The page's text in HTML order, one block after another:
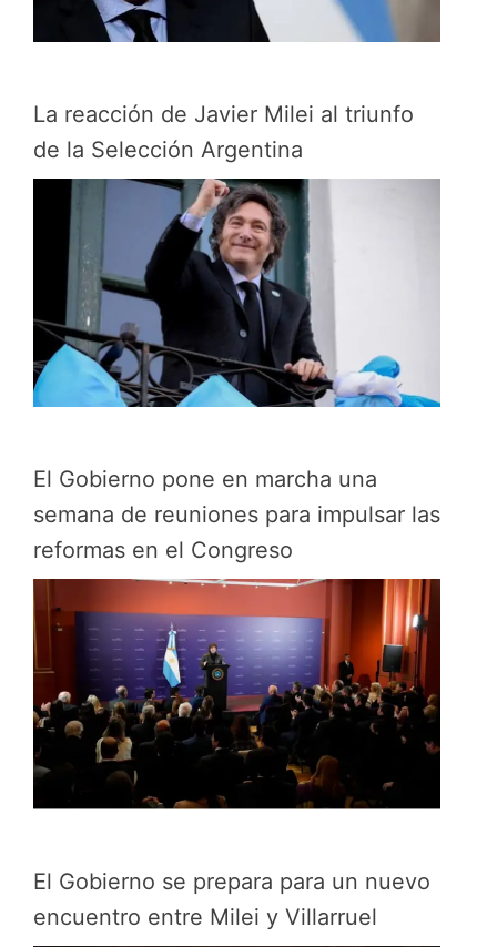
La reacción de Javier Milei al triunfo
de la Selección Argentina
El Gobierno pone en marcha una
semana de reuniones para impulsar las
reformas en el Congreso
El Gobierno se prepara para un nuevo
encuentro entre Milei y Villarruel